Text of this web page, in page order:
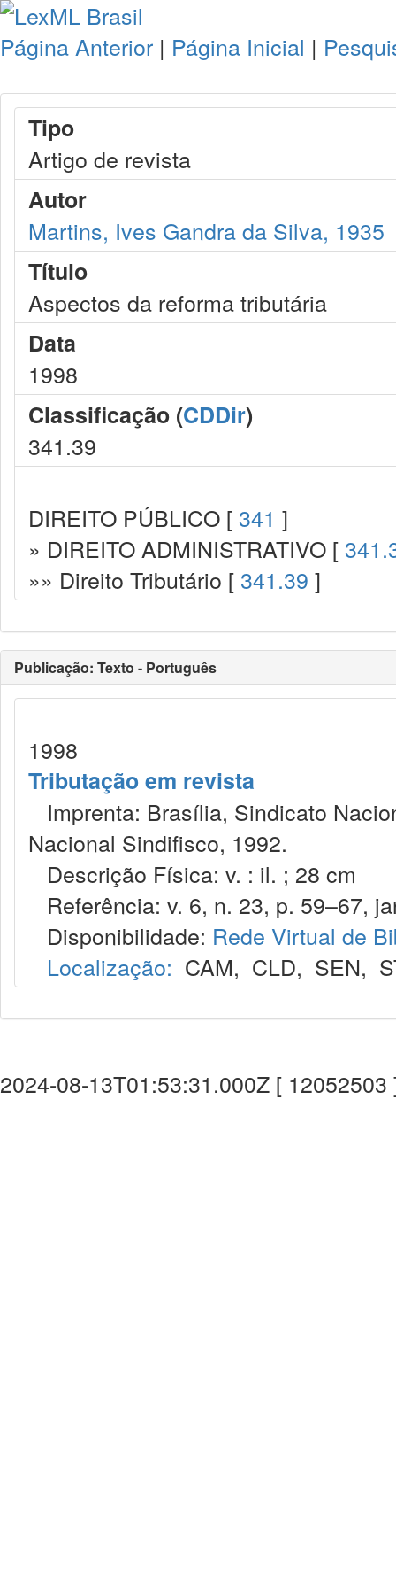
Página Anterior | Página Inicial |
Tipo
Artigo de revista
Autor
Martins, Ives Gandra da Silva, 1935
Título
Aspectos da reforma tributária
Data
1998
Classificação (CDDir)
341.39
DIREITO PÚBLICO [ 341 ]
» DIREITO ADMINISTRATIVO [
»» Direito Tributário [ 341.39 ]
Publicação: Texto - Português
1998
Tributação em revista
Imprenta: Brasília, Sindicato
Nacional Sindifisco, 1992.
Descrição Física: v. : il. ; 28 cm
Referência: v. 6, n. 23, p. 59–67,
Disponibilidade: Rede Virtual de
Localização: CAM, CLD, SEN,
2024-08-13T01:53:31.000Z [ 12052503